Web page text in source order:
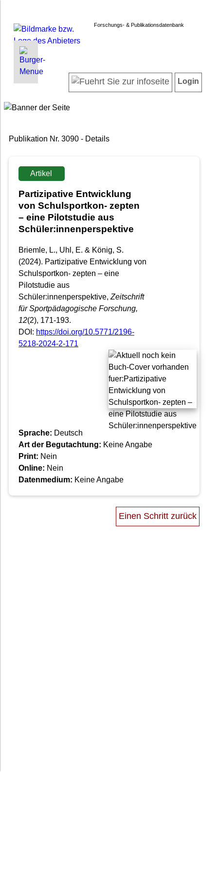
Forschungs- & Publikationsdatenbank
INFORMATIONEN | SUCHEN
Suche in Projekten
FAQ
Datenschutz
LOGIN
Login
Publikation Nr. 3090 - Details
Artikel
Partizipative Entwicklung
von Schulsportkon- zepten
– eine Pilotstudie aus
Schüler:innenperspektive
Briemle, L., Uhl, E. & König, S.
(2024). Partizipative Entwicklung von
Schulsportkon- zepten – eine
Pilotstudie aus
Schüler:innenperspektive, Zeitschrift
für Sportpädagogische Forschung,
12(2), 171-193.
DOI: https://doi.org/10.5771/2196-
5218-2024-2-171
Sprache: Deutsch
Art der Begutachtung: Keine Angabe
Print: Nein
Online: Nein
Datenmedium: Keine Angabe